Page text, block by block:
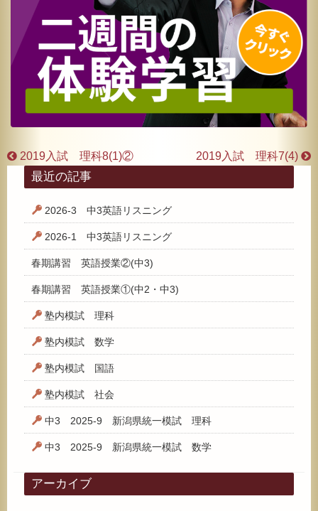
2019入試 理科8(1)② 2019入試 理科7(4)
最近の記事
2026-3 中3英語リスニング
2026-1 中3英語リスニング
春期講習 英語授業②(中3)
春期講習 英語授業①(中2・中3)
塾内模試 理科
塾内模試 数学
塾内模試 国語
塾内模試 社会
中3 2025-9 新潟県統一模試 理科
中3 2025-9 新潟県統一模試 数学
アーカイブ